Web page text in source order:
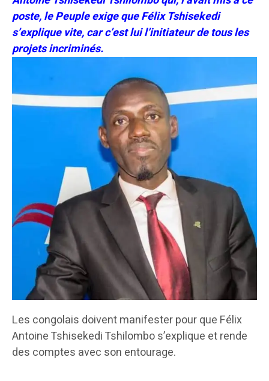
poste, le Peuple exige que Félix Tshisekedi
s’explique vite, car c’est lui l’initiateur de tous les
projets incriminés.
Les congolais doivent manifester pour que Félix
Antoine Tshisekedi Tshilombo s’explique et rende
des comptes avec son entourage.